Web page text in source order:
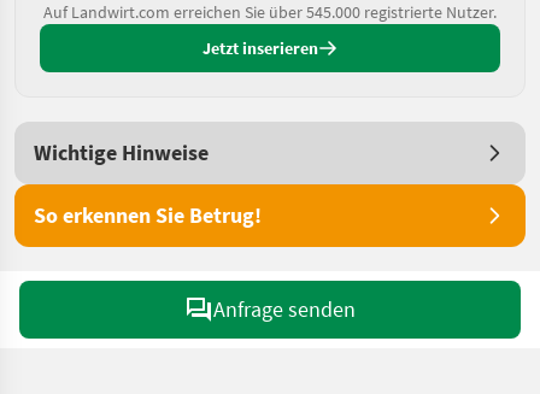
Auf Landwirt.com erreichen Sie über 545.000 registrierte Nutzer.
Jetzt inserieren
Wichtige Hinweise
So erkennen Sie Betrug!
Anfrage senden